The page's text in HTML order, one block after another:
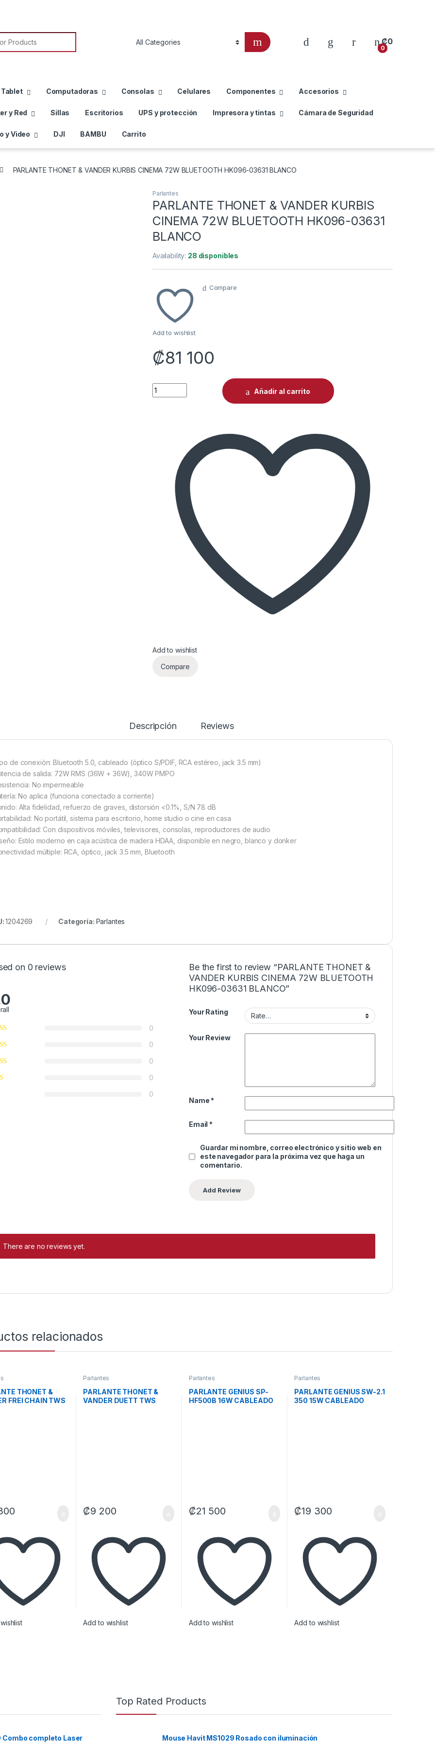
0
₡0
Tablet Computadoras Consolas Celulares Componentes Accesorios
y Red Sillas Escritorios UPS y protección Impresora y tintas Cámara de Seguridad
y Video DJI BAMBU Carrito
PARLANTE THONET & VANDER KURBIS CINEMA 72W BLUETOOTH HK096-03631 BLANCO
Parlantes
PARLANTE THONET & VANDER KURBIS
CINEMA 72W BLUETOOTH HK096-03631
BLANCO
Availability: 28 disponibles
Add to wishlist
Compare
₡81 100
PARLANTE THONET & VANDER KURBIS CINEMA 72W BLUETOOTH HK096-03631
Añadir al carrito
Add to wishlist
Compare
Descripción Reviews
de conexión: Bluetooth 5.0, cableado (óptico S/PDIF, RCA estéreo, jack 3.5 mm)
de salida: 72W RMS (36W + 36W), 340W PMPO
No impermeable
No aplica (funciona conectado a corriente)
Alta fidelidad, refuerzo de graves, distorsión <0.1%, S/N 78 dB
No portátil, sistema para escritorio, home studio o cine en casa
Con dispositivos móviles, televisores, consolas, reproductores de audio
Estilo moderno en caja acústica de madera HDAA, disponible en negro, blanco y donker
múltiple: RCA, óptico, jack 3.5 mm, Bluetooth
1204269 Categoría: Parlantes
on 0 reviews
0
0
0
0
0
Be the first to review “PARLANTE THONET &
VANDER KURBIS CINEMA 72W BLUETOOTH
HK096-03631 BLANCO”
Your Rating
Your Review
Name *
Email *
Guardar mi nombre, correo electrónico y sitio web en
este navegador para la próxima vez que haga un
comentario.
There are no reviews yet.
relacionados
THONET &
FREI CHAIN TWS
Parlantes
PARLANTE THONET &
VANDER DUETT TWS
₡9 200
Add to wishlist
Parlantes
PARLANTE GENIUS SP-
HF500B 16W CABLEADO
₡21 500
Add to wishlist
Parlantes
PARLANTE GENIUS SW-2.1
350 15W CABLEADO
₡19 300
Add to wishlist
Combo completo Laser
Top Rated Products
Mouse Havit MS1029 Rosado con iluminación